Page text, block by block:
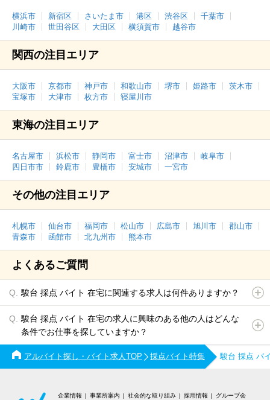
横浜市 新宿区 さいたま市 港区 渋谷区
千葉市
川崎市
世田谷区 大田区 横須賀市 越谷市
関西の注目エリア
大阪市 京都市 神戸市 和歌山市 堺市 姫路市
茨木市
宝塚市
大津市 枚方市 寝屋川市
東海の注目エリア
名古屋市 浜松市 静岡市 富士市 沼津市
岐阜市
四日市市
鈴鹿市 豊橋市 安城市 一宮市
その他の注目エリア
札幌市 仙台市 福岡市 松山市 広島市 旭川市
郡山市
青森市
函館市 北九州市 熊本市
よくあるご質問
駿台 採点 バイト 在宅に関連する求人は何件ありますか？
駿台 採点 バイト 在宅の求人に興味のある他の人はどんな
条件でお仕事を探していますか？
アルバイト探し・バイト求人TOP 採点バイト特集 駿台 採点 バ
企業情報 事業所案内 社会的な取り組み 採用情報 グループ会